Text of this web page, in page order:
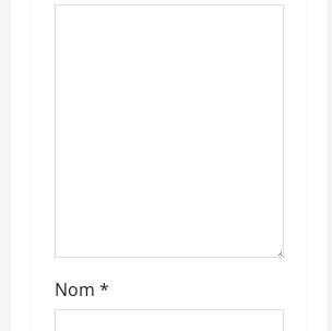
l
e
Nom *